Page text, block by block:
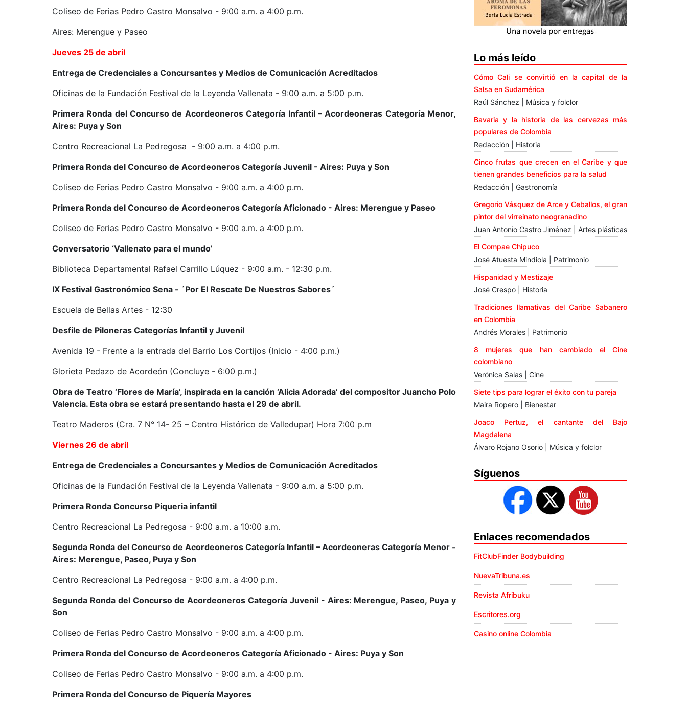
Coliseo de Ferias Pedro Castro Monsalvo - 9:00 a.m. a 4:00 p.m.
Aires: Merengue y Paseo
Jueves 25 de abril
Entrega de Credenciales a Concursantes y Medios de Comunicación Acreditados
Oficinas de la Fundación Festival de la Leyenda Vallenata - 9:00 a.m. a 5:00 p.m.
Primera Ronda del Concurso de Acordeoneros Categoría Infantil – Acordeoneras Categoría Menor,
Aires: Puya y Son
Centro Recreacional La Pedregosa - 9:00 a.m. a 4:00 p.m.
Primera Ronda del Concurso de Acordeoneros Categoría Juvenil - Aires: Puya y Son
Coliseo de Ferias Pedro Castro Monsalvo - 9:00 a.m. a 4:00 p.m.
Primera Ronda del Concurso de Acordeoneros Categoría Aficionado - Aires: Merengue y Paseo
Coliseo de Ferias Pedro Castro Monsalvo - 9:00 a.m. a 4:00 p.m.
Conversatorio ‘Vallenato para el mundo’
Biblioteca Departamental Rafael Carrillo Lúquez - 9:00 a.m. - 12:30 p.m.
IX Festival Gastronómico Sena - ´Por El Rescate De Nuestros Sabores´
Escuela de Bellas Artes - 12:30
Desfile de Piloneras Categorías Infantil y Juvenil
Avenida 19 - Frente a la entrada del Barrio Los Cortijos (Inicio - 4:00 p.m.)
Glorieta Pedazo de Acordeón (Concluye - 6:00 p.m.)
Obra de Teatro ‘Flores de María’, inspirada en la canción ‘Alicia Adorada’ del compositor Juancho Polo
Valencia. Esta obra se estará presentando hasta el 29 de abril.
Teatro Maderos (Cra. 7 N° 14- 25 – Centro Histórico de Valledupar) Hora 7:00 p.m
Viernes 26 de abril
Entrega de Credenciales a Concursantes y Medios de Comunicación Acreditados
Oficinas de la Fundación Festival de la Leyenda Vallenata - 9:00 a.m. a 5:00 p.m.
Primera Ronda Concurso Piqueria infantil
Centro Recreacional La Pedregosa - 9:00 a.m. a 10:00 a.m.
Segunda Ronda del Concurso de Acordeoneros Categoría Infantil – Acordeoneras Categoría Menor -
Aires: Merengue, Paseo, Puya y Son
Centro Recreacional La Pedregosa - 9:00 a.m. a 4:00 p.m.
Segunda Ronda del Concurso de Acordeoneros Categoría Juvenil - Aires: Merengue, Paseo, Puya y
Son
Coliseo de Ferias Pedro Castro Monsalvo - 9:00 a.m. a 4:00 p.m.
Primera Ronda del Concurso de Acordeoneros Categoría Aficionado - Aires: Puya y Son
Coliseo de Ferias Pedro Castro Monsalvo - 9:00 a.m. a 4:00 p.m.
Primera Ronda del Concurso de Piquería Mayores
Lo más leído
Cómo Cali se convirtió en la capital de la
Salsa en Sudamérica
Raúl Sánchez | Música y folclor
Bavaria y la historia de las cervezas más
populares de Colombia
Redacción | Historia
Cinco frutas que crecen en el Caribe y que
tienen grandes beneficios para la salud
Redacción | Gastronomía
Gregorio Vásquez de Arce y Ceballos, el gran
pintor del virreinato neogranadino
Juan Antonio Castro Jiménez | Artes plásticas
El Compae Chipuco
José Atuesta Mindiola | Patrimonio
Hispanidad y Mestizaje
José Crespo | Historia
Tradiciones llamativas del Caribe Sabanero
en Colombia
Andrés Morales | Patrimonio
8 mujeres que han cambiado el Cine
colombiano
Verónica Salas | Cine
Siete tips para lograr el éxito con tu pareja
Maira Ropero | Bienestar
Joaco Pertuz, el cantante del Bajo
Magdalena
Álvaro Rojano Osorio | Música y folclor
Síguenos
Enlaces recomendados
FitClubFinder Bodybuilding
NuevaTribuna.es
Revista Afribuku
Escritores.org
Casino online Colombia